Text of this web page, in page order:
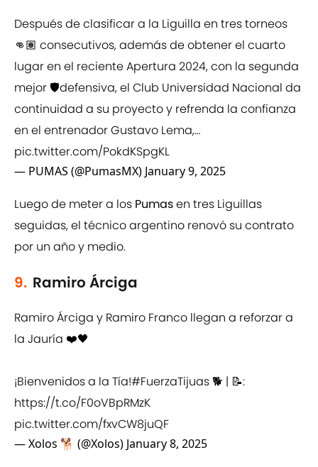
Después de clasificar a la Liguilla en tres torneos
👊🏽 consecutivos, además de obtener el cuarto
lugar en el reciente Apertura 2024, con la segunda
mejor 🛡️defensiva, el Club Universidad Nacional da
continuidad a su proyecto y refrenda la confianza
en el entrenador Gustavo Lema,…
pic.twitter.com/PokdKSpgKL
— PUMAS (@PumasMX) January 9, 2025
Luego de meter a los Pumasen tres Liguillas
seguidas, el técnico argentino renovó su contrato
por un año y medio.
9. Ramiro Árciga
Ramiro Árciga y Ramiro Franco llegan a reforzar a
la Jauría ❤️🖤
¡Bienvenidos a la Tía!#FuerzaTijuas🐕 | 📝:
https://t.co/F0oVBpRMzK
pic.twitter.com/fxvCW8juQF
— Xolos 🐕 (@Xolos) January 8, 2025